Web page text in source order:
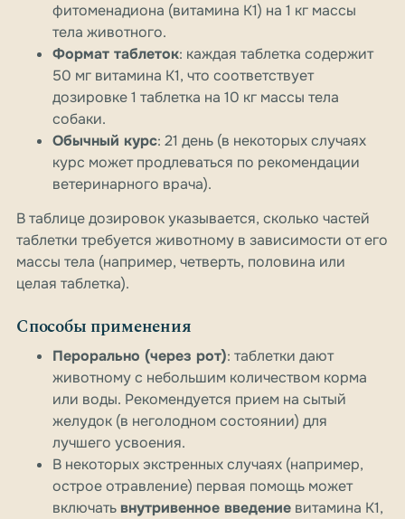
фитоменадиона (витамина K1) на 1 кг массы
тела животного.
Формат таблеток: каждая таблетка содержит
50 мг витамина K1, что соответствует
дозировке 1 таблетка на 10 кг массы тела
собаки.
Обычный курс: 21 день (в некоторых случаях
курс может продлеваться по рекомендации
ветеринарного врача).
В таблице дозировок указывается, сколько частей
таблетки требуется животному в зависимости от его
массы тела (например, четверть, половина или
целая таблетка).
Способы применения
Перорально (через рот): таблетки дают
животному с небольшим количеством корма
или воды. Рекомендуется прием на сытый
желудок (в неголодном состоянии) для
лучшего усвоения.
В некоторых экстренных случаях (например,
острое отравление) первая помощь может
включать внутривенное введение витамина K1,